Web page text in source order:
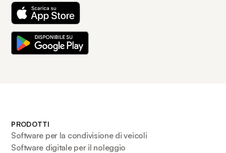
PRODOTTI
Software per la condivisione di veicoli
Software digitale per il noleggio